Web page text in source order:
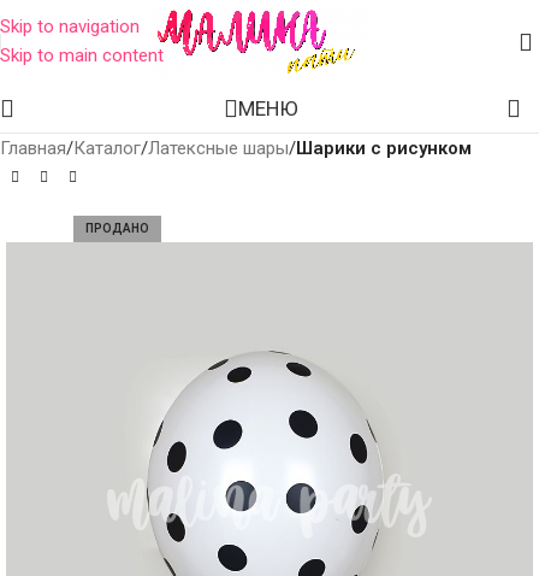
Skip to navigation
Skip to main content
МЕНЮ
Главная Каталог Латексные шары Шарики с рисунком
ПРОДАНО